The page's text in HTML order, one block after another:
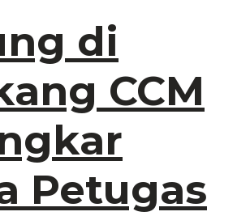
di
CCM
Petugas